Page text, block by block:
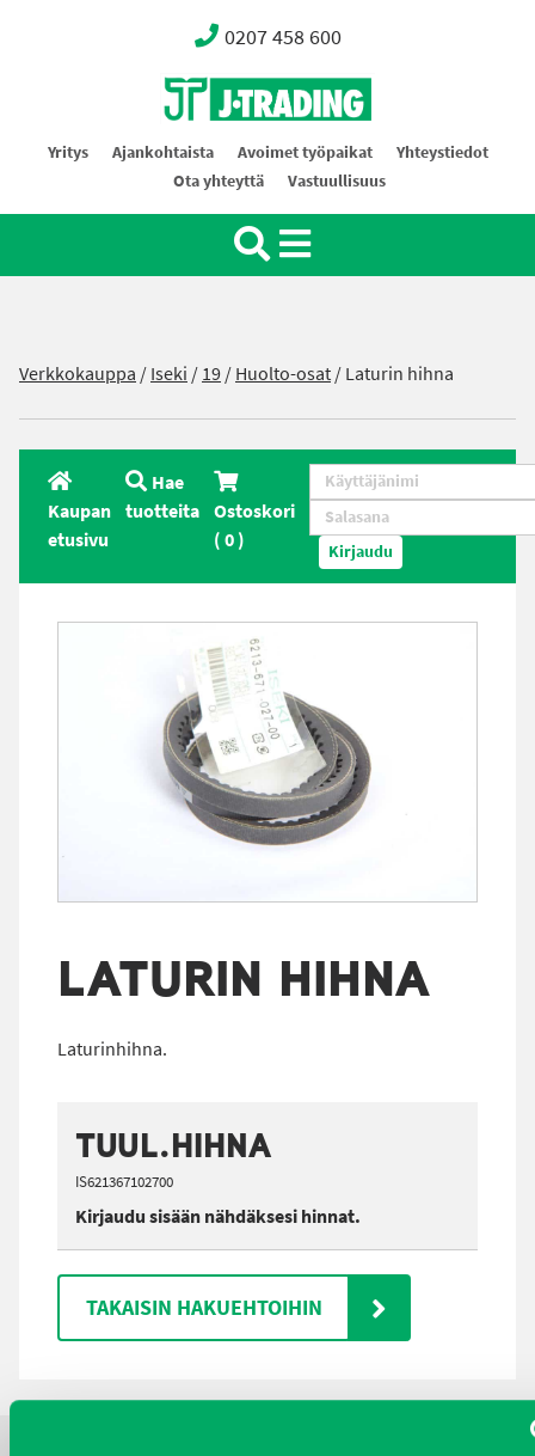
0207 458 600
Oy J-Trading Ab
Yritys Ajankohtaista Avoimet työpaikat
Yhteystiedot
Ota yhteyttä
Vastuullisuus
Verkkokauppa /Iseki /19/Huolto-osat/ Laturin hihna
Kaupan
etusivu
Hae
tuotteita Ostoskori
(0) Kirjaudu
LATURIN HIHNA
Laturinhihna.
TUUL.HIHNA
IS621367102700
Kirjaudu sisään nähdäksesi hinnat.
TAKAISIN HAKUEHTOIHIN